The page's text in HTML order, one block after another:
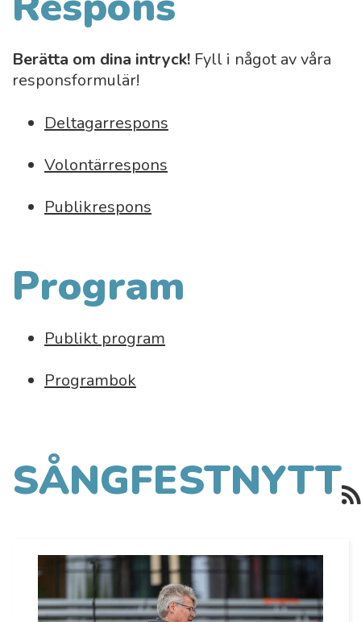
Berätta om dina intryck! Fyll i något av våra
responsformulär!
Deltagarrespons
Volontärrespons
Publikrespons
Program
Publikt program
Programbok
SÅNGFESTNYTT